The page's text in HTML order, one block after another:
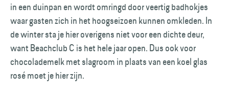
in een duinpan en wordt omringd door veertig badhokjes
waar gasten zich in het hoogseizoen kunnen omkleden. In
de winter sta je hier overigens niet voor een dichte deur,
want Beachclub C is het hele jaar open. Dus ook voor
chocolademelk met slagroom in plaats van een koel glas
rosé moet je hier zijn.